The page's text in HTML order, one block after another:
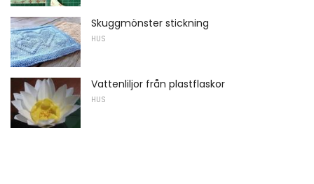
Skuggmönster stickning
HUS
Vattenliljor från plastflaskor
HUS